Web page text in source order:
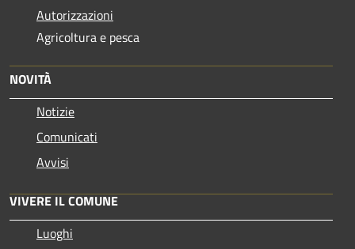
Autorizzazioni
Agricoltura e pesca
NOVITÀ
Notizie
Comunicati
Avvisi
VIVERE IL COMUNE
Luoghi